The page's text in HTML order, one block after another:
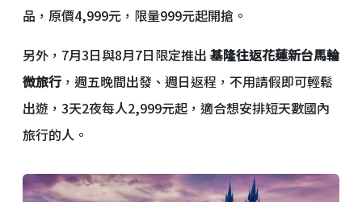
品，原價4,999元，限量999元起開搶。
另外，7月3日與8月7日限定推出 基隆往返花蓮新台馬輪
微旅行 ，週五晚間出發、週日返程，不用請假即可輕鬆
出遊，3天2夜每人2,999元起，適合想安排短天數國內
旅行的人。